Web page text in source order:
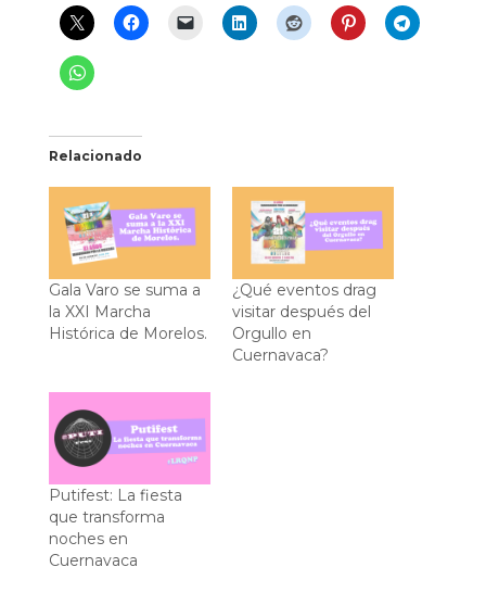
Relacionado
Gala Varo se suma a
la XXI Marcha
Histórica de Morelos.
¿Qué eventos drag
visitar después del
Orgullo en
Cuernavaca?
Putifest: La fiesta
que transforma
noches en
Cuernavaca